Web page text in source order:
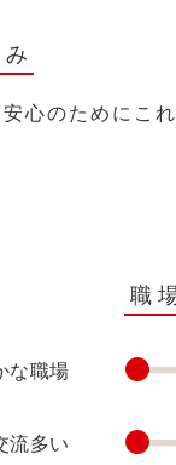
心のためにこ
職
な職場
流多い